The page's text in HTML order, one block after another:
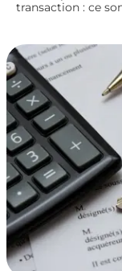
transaction : ce
parties jusqu’à la
faisons le point
le bon